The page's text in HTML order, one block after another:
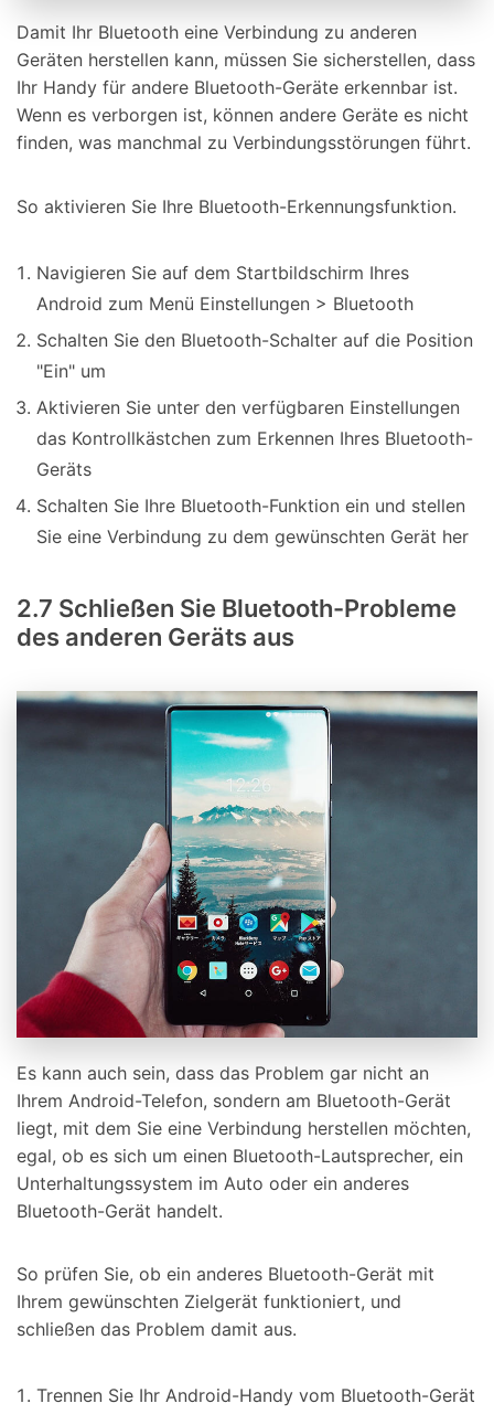
Damit Ihr Bluetooth eine Verbindung zu anderen
Geräten herstellen kann, müssen Sie sicherstellen, dass
Ihr Handy für andere Bluetooth-Geräte erkennbar ist.
Wenn es verborgen ist, können andere Geräte es nicht
finden, was manchmal zu Verbindungsstörungen führt.
So aktivieren Sie Ihre Bluetooth-Erkennungsfunktion.
Navigieren Sie auf dem Startbildschirm Ihres
Android zum Menü Einstellungen > Bluetooth
Schalten Sie den Bluetooth-Schalter auf die Position
"Ein" um
Aktivieren Sie unter den verfügbaren Einstellungen
das Kontrollkästchen zum Erkennen Ihres Bluetooth-
Geräts
Schalten Sie Ihre Bluetooth-Funktion ein und stellen
Sie eine Verbindung zu dem gewünschten Gerät her
2.7 Schließen Sie Bluetooth-Probleme
des anderen Geräts aus
Es kann auch sein, dass das Problem gar nicht an
Ihrem Android-Telefon, sondern am Bluetooth-Gerät
liegt, mit dem Sie eine Verbindung herstellen möchten,
egal, ob es sich um einen Bluetooth-Lautsprecher, ein
Unterhaltungssystem im Auto oder ein anderes
Bluetooth-Gerät handelt.
So prüfen Sie, ob ein anderes Bluetooth-Gerät mit
Ihrem gewünschten Zielgerät funktioniert, und
schließen das Problem damit aus.
Trennen Sie Ihr Android-Handy vom Bluetooth-Gerät